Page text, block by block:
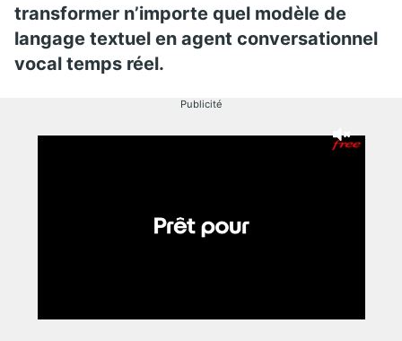
transformer n’importe quel modèle de
langage textuel en agent conversationnel
vocal temps réel.
Publicité